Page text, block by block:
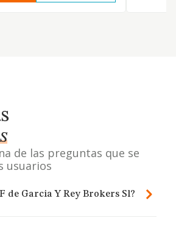
de las preguntas que se
usuarios
de Garcia Y Rey Brokers Sl?